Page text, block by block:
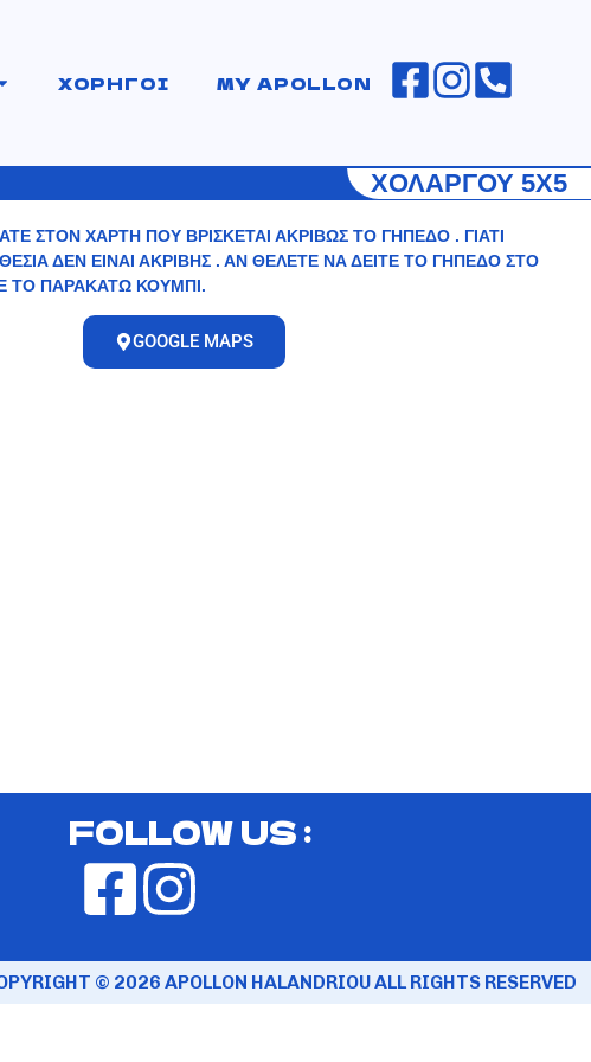
ΧΟΡΗΓΟΙ MY APOLLON
ΧΟΛΑΡΓΟΥ 5Χ5
ΣΤΟΝ ΧΑΡΤΗ ΠΟΥ ΒΡΙΣΚΕΤΑΙ ΑΚΡΙΒΩΣ ΤΟ ΓΗΠΕΔΟ . ΓΙΑΤΙ
ΔΕΝ ΕΙΝΑΙ ΑΚΡΙΒΗΣ . ΑΝ ΘΕΛΕΤΕ ΝΑ ΔΕΙΤΕ ΤΟ ΓΗΠΕΔΟ ΣΤΟ
ΤΟ ΠΑΡΑΚΑΤΩ ΚΟΥΜΠΙ.
GOOGLE MAPS
FOLLOW US :
© 2026 APOLLON HALANDRIOU ALL RIGHTS RESERVED